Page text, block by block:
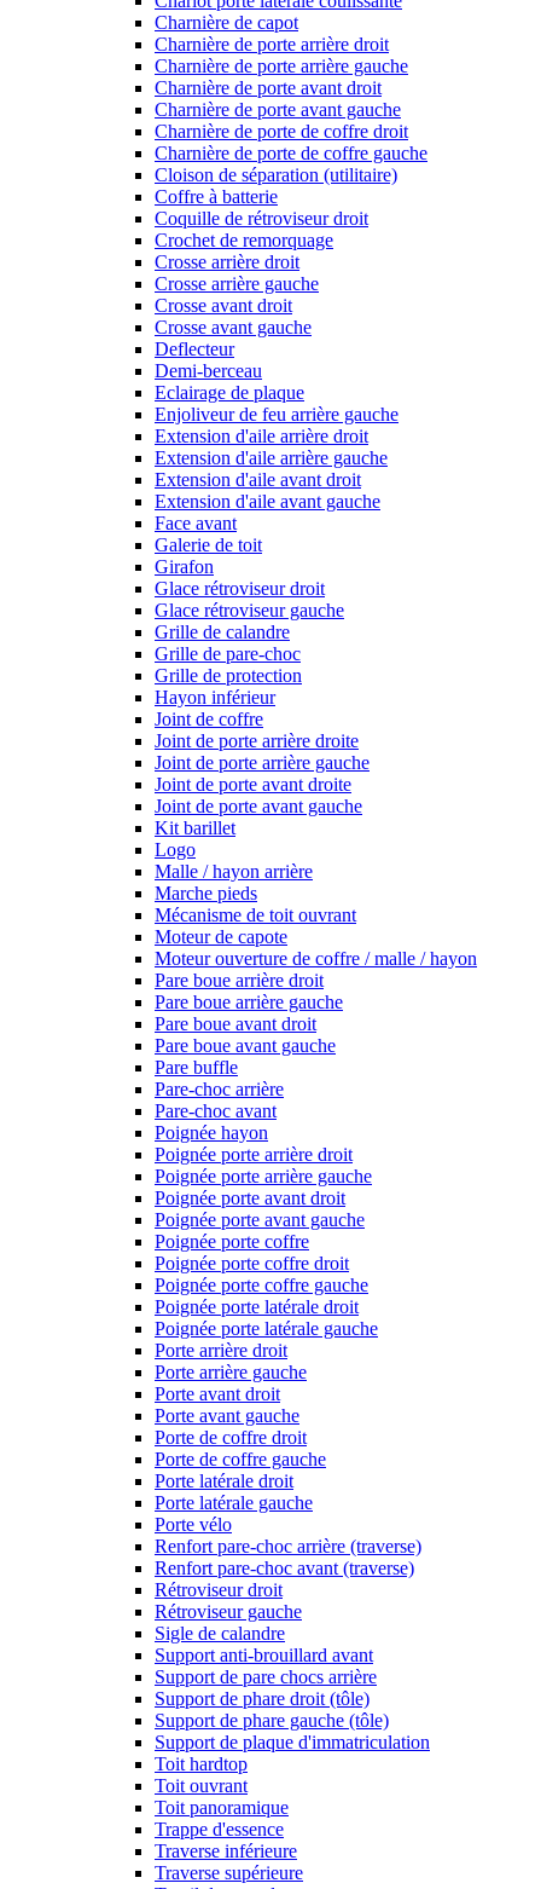
Charnière de capot
Charnière de porte arrière droit
Charnière de porte arrière gauche
Charnière de porte avant droit
Charnière de porte avant gauche
Charnière de porte de coffre droit
Charnière de porte de coffre gauche
Cloison de séparation (utilitaire)
Coffre à batterie
Coquille de rétroviseur droit
Crochet de remorquage
Crosse arrière droit
Crosse arrière gauche
Crosse avant droit
Crosse avant gauche
Deflecteur
Demi-berceau
Eclairage de plaque
Enjoliveur de feu arrière gauche
Extension d'aile arrière droit
Extension d'aile arrière gauche
Extension d'aile avant droit
Extension d'aile avant gauche
Face avant
Galerie de toit
Girafon
Glace rétroviseur droit
Glace rétroviseur gauche
Grille de calandre
Grille de pare-choc
Grille de protection
Hayon inférieur
Joint de coffre
Joint de porte arrière droite
Joint de porte arrière gauche
Joint de porte avant droite
Joint de porte avant gauche
Kit barillet
Logo
Malle / hayon arrière
Marche pieds
Mécanisme de toit ouvrant
Moteur de capote
Moteur ouverture de coffre / malle / hayon
Pare boue arrière droit
Pare boue arrière gauche
Pare boue avant droit
Pare boue avant gauche
Pare buffle
Pare-choc arrière
Pare-choc avant
Poignée hayon
Poignée porte arrière droit
Poignée porte arrière gauche
Poignée porte avant droit
Poignée porte avant gauche
Poignée porte coffre
Poignée porte coffre droit
Poignée porte coffre gauche
Poignée porte latérale droit
Poignée porte latérale gauche
Porte arrière droit
Porte arrière gauche
Porte avant droit
Porte avant gauche
Porte de coffre droit
Porte de coffre gauche
Porte latérale droit
Porte latérale gauche
Porte vélo
Renfort pare-choc arrière (traverse)
Renfort pare-choc avant (traverse)
Rétroviseur droit
Rétroviseur gauche
Sigle de calandre
Support anti-brouillard avant
Support de pare chocs arrière
Support de phare droit (tôle)
Support de phare gauche (tôle)
Support de plaque d'immatriculation
Toit hardtop
Toit ouvrant
Toit panoramique
Trappe d'essence
Traverse inférieure
Traverse supérieure